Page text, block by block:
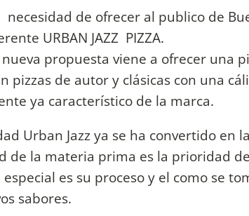
de ofrecer al publico de
URBAN JAZZ PIZZA.
propuesta viene a ofrecer una
pizzas de autor y clásicas con una
ya característico de la marca.
Urban Jazz ya se ha convertido en
de la materia prima es la prioridad
es su proceso y el como se
sabores.